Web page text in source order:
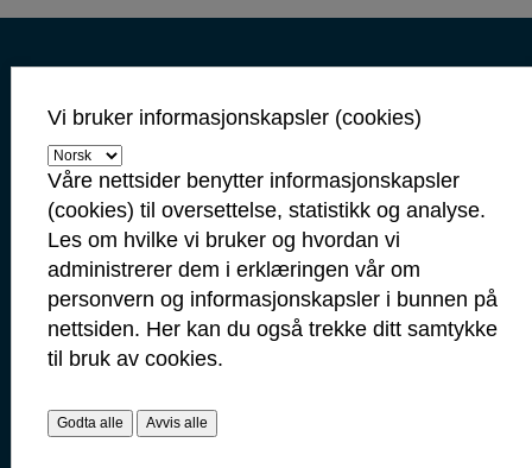
Kontaktinformasjon
Servicetorget: 69 10 80 00
(Telefontid mandag-fredag 09.00-14.00)
servicetorget@sarpsborg.com
postmottak@sarpsborg.com
Contact us - English
Post: Postboks 237, 1702 Sarpsborg
Besøk: Glengsgata 38, 1706 Sarpsborg
Faktura: Postboks 505, 1703 Sarpsborg
Kommunenummer: 3105
Vi bruker informasjonskapsler (cookies)
Våre nettsider benytter informasjonskapsler
(cookies) til oversettelse, statistikk og analyse.
Les om hvilke vi bruker og hvordan vi
administrerer dem i erklæringen vår om
personvern og informasjonskapsler i bunnen på
nettsiden. Her kan du også trekke ditt samtykke
til bruk av cookies.
Godta alle Avvis alle